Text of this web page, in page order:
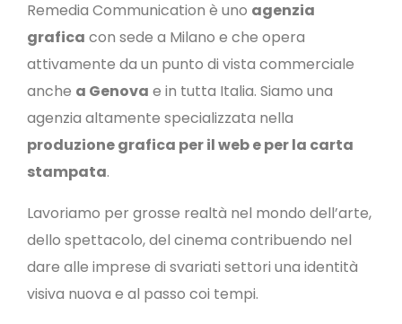
Remedia Communication è uno agenzia
grafica con sede a Milano e che opera
attivamente da un punto di vista commerciale
anche a Genova e in tutta Italia. Siamo una
agenzia altamente specializzata nella
produzione grafica per il web e per la carta
stampata.
Lavoriamo per grosse realtà nel mondo dell’arte,
dello spettacolo, del cinema contribuendo nel
dare alle imprese di svariati settori una identità
visiva nuova e al passo coi tempi.